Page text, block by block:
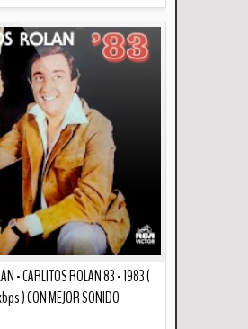
- CARLITOS ROLAN 83 - 1983 (
) CON MEJOR SONIDO